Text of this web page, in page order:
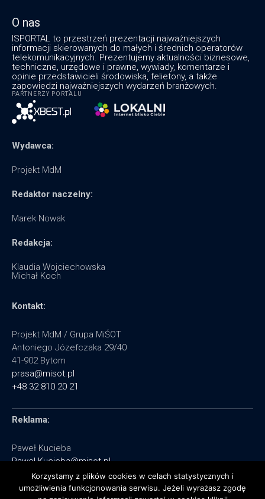
O nas
ISPORTAL to przestrzeń prezentacji najważniejszych
informacji skierowanych do małych i średnich operatorów
telekomunikacyjnych. Prezentujemy aktualności biznesowe,
techniczne, urzędowe i prawne, wywiady, komentarze i
opinie przedstawicieli środowiska, felietony, a także
zapowiedzi najważniejszych wydarzeń branżowych.
PARTNERZY PORTALU
Wydawca:
Projekt MdM
Redaktor naczelny:
Marek Nowak
Redakcja:
Klaudia Wojciechowska
Michał Koch
Kontakt:
Projekt MdM / Grupa MiŚOT
Antoniego Józefczaka 29/40
41-902 Bytom
prasa@misot.pl
+48 32 810 20 21
Reklama:
Paweł Kucieba
Pawel.Kucieba@misot.pl
+48 602 495 064
Korzystamy z plików cookies w celach statystycznych i
umożliwienia funkcjonowania serwisu. Jeżeli wyrażasz zgodę